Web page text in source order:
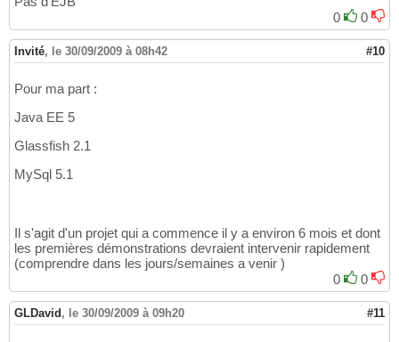
0
0
Invité, le 30/09/2009 à 08h42 #10
Pour ma part :
Java EE 5
Glassfish 2.1
MySql 5.1
Il s'agit d'un projet qui a commence il y a environ 6 mois et dont
les premières démonstrations devraient intervenir rapidement
(comprendre dans les jours/semaines a venir )
0
0
GLDavid , le 30/09/2009 à 09h20 #11